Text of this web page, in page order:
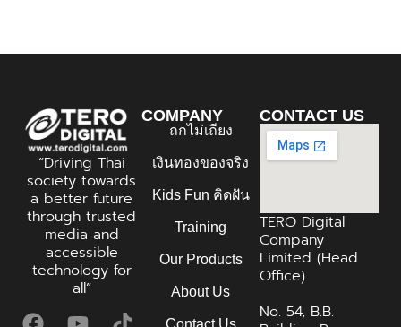
“Driving Thai
society towards
a better future
through trusted
media and
accessible
technology for
all”
COMPANY
ถกไม่เถียง
เงินทองของจริง
Kids Fun คิดฝัน
Training
Our Products
About Us
Contact Us
CONTACT US
TERO Digital
Company
Limited (Head
Office)
No. 54, B.B.